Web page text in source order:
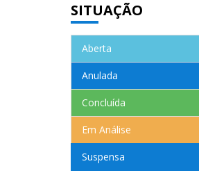
SITUAÇÃO
Aberta
Anulada
Concluída
Em Análise
Suspensa